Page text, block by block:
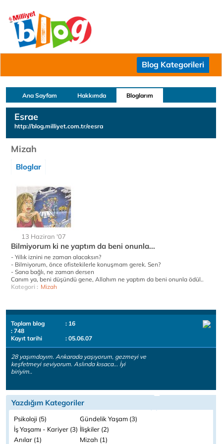
Blog Kategorileri
Ana Sayfam Hakkımda Bloglarım
Esrae
http://blog.milliyet.com.tr/eesra
Mizah
Bloglar
13 Haziran '07
Bilmiyorum ki ne yaptım da beni onunla...
- Yıllık iznini ne zaman alacaksın?
- Bilmiyorum, önce ofistekilerle konuşmam gerek. Sen?
- Sana bağlı, ne zaman dersen
Canım ya, beni düşündü gene, Allahım ne yaptım da beni onunla ödül..
Kategori : Mizah
Toplam blog
: 16
: 748
Kayıt tarihi
: 05.06.07
28 yaşımdayım. Ankarada yaşıyorum, gezmeyi ve
keşfetmeyi seviyorum. Aslında kısaca... İyi
biriyim..
Yazdığım Kategoriler
Psikoloji (5)
Gündelik Yaşam (3)
İş Yaşamı - Kariyer (3) İlişkiler (2)
Anılar (1)
Mizah (1)